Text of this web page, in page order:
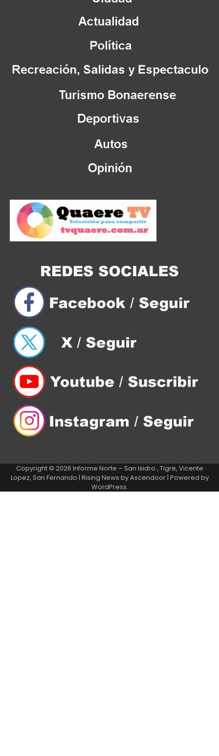
Copyright © 2026 Informe Norte – San Isidro , Tigre, Vicente
Lopez, San Fernando | Rising News byAscendoor| Powered by
WordPress.